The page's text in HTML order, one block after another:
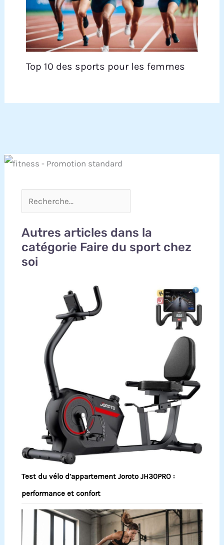
Top 10 des sports pour les femmes
Autres articles dans la
catégorie Faire du sport chez
soi
Test du vélo d’appartement Joroto JH30PRO :
performance et confort